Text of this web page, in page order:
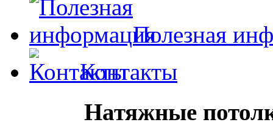
Полезная
Контакты
Натяжные